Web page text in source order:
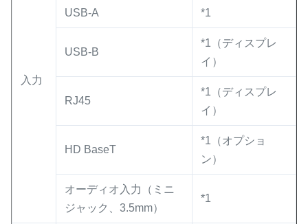
入力
USB-A *1
USB-B
*1（ディスプレ
イ）
RJ45
*1（ディスプレ
イ）
HD BaseT
*1（オプショ
ン）
オーディオ入力（ミニ
ジャック、3.5mm）
*1